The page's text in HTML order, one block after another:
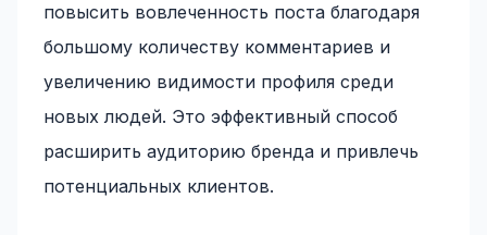
повысить вовлеченность поста благодаря
большому количеству комментариев и
увеличению видимости профиля среди
новых людей. Это эффективный способ
расширить аудиторию бренда и привлечь
потенциальных клиентов.